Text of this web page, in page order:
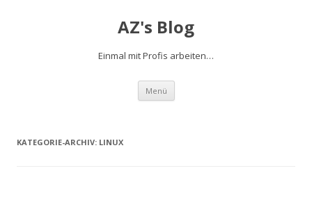
AZ's Blog
Einmal mit Profis arbeiten…
Menü Zum Inhalt springen
KATEGORIE-ARCHIV: LINUX